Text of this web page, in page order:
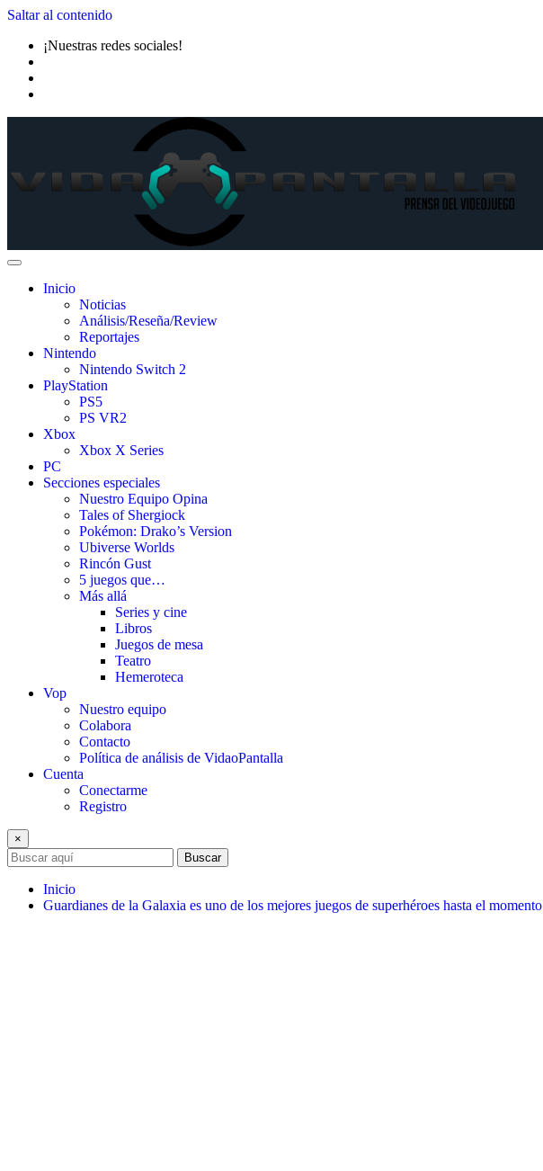
Saltar al contenido
¡Nuestras redes sociales!
Inicio
Noticias
Análisis/Reseña/Review
Reportajes
Nintendo
Nintendo Switch 2
PlayStation
PS5
PS VR2
Xbox
Xbox X Series
PC
Secciones especiales
Nuestro Equipo Opina
Tales of Shergiock
Pokémon: Drako’s Version
Ubiverse Worlds
Rincón Gust
5 juegos que…
Más allá
Series y cine
Libros
Juegos de mesa
Teatro
Hemeroteca
Vop
Nuestro equipo
Colabora
Contacto
Política de análisis de VidaoPantalla
Cuenta
Conectarme
Registro
×
Buscar
Inicio
Guardianes de la Galaxia es uno de los mejores juegos de superhéroes hasta el momento